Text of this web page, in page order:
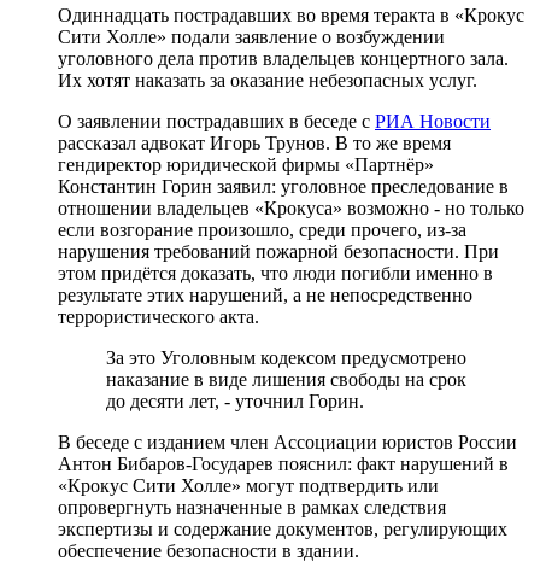
Одиннадцать пострадавших во время теракта в «Крокус
Сити Холле» подали заявление о возбуждении
уголовного дела против владельцев концертного зала.
Их хотят наказать за оказание небезопасных услуг.
О заявлении пострадавших в беседе с РИА Новости
рассказал адвокат Игорь Трунов. В то же время
гендиректор юридической фирмы «Партнёр»
Константин Горин заявил: уголовное преследование в
отношении владельцев «Крокуса» возможно - но только
если возгорание произошло, среди прочего, из-за
нарушения требований пожарной безопасности. При
этом придётся доказать, что люди погибли именно в
результате этих нарушений, а не непосредственно
террористического акта.
За это Уголовным кодексом предусмотрено
наказание в виде лишения свободы на срок
до десяти лет, - уточнил Горин.
В беседе с изданием член Ассоциации юристов России
Антон Бибаров-Государев пояснил: факт нарушений в
«Крокус Сити Холле» могут подтвердить или
опровергнуть назначенные в рамках следствия
экспертизы и содержание документов, регулирующих
обеспечение безопасности в здании.